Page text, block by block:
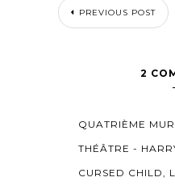
PREVIOUS POST
2
QUATRIÈME
THÉÂTRE -
CURSED CHILD,